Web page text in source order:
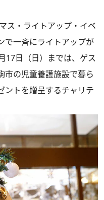
ス・ライトアップ・イベ
で一斉にライトアップが
17日（日）までは、ゲス
市の児童養護施設で暮ら
ントを贈呈するチャリテ